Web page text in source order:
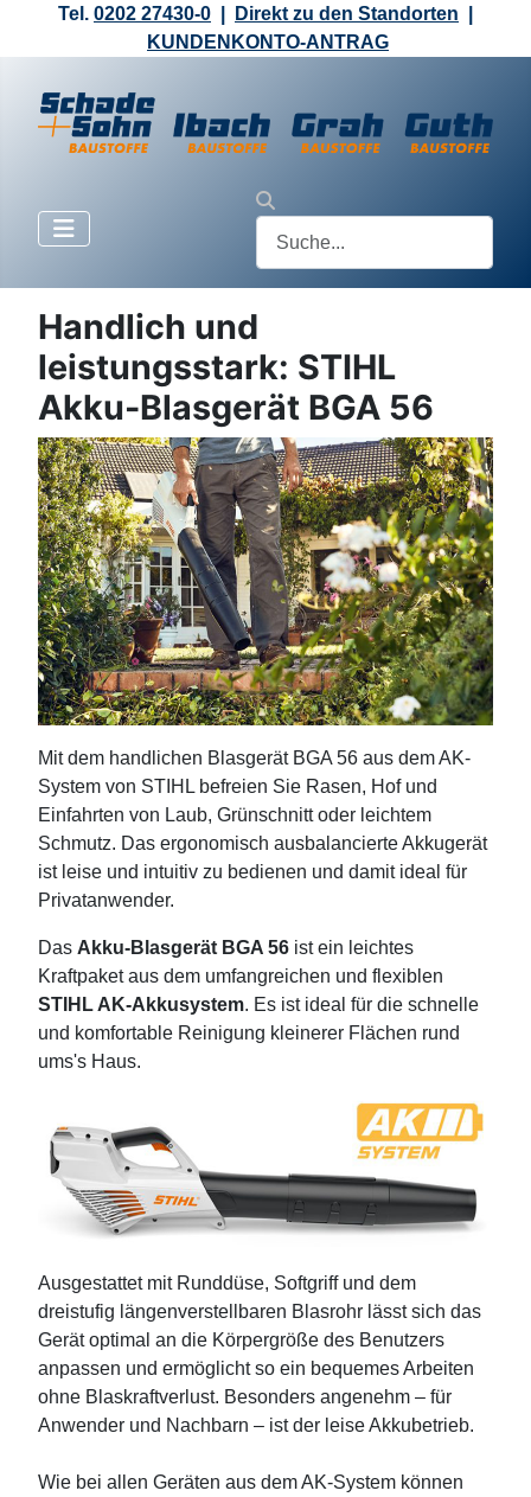
Tel. 0202 27430-0 Direkt zu den Standorten
KUNDENKONTO-ANTRAG
Handlich und
leistungsstark: STIHL
Akku-Blasgerät BGA 56
Mit dem handlichen Blasgerät BGA 56 aus dem AK-
System von STIHL befreien Sie Rasen, Hof und
Einfahrten von Laub, Grünschnitt oder leichtem
Schmutz. Das ergonomisch ausbalancierte Akkugerät
ist leise und intuitiv zu bedienen und damit ideal für
Privatanwender.
Das Akku-Blasgerät BGA 56 ist ein leichtes
Kraftpaket aus dem umfangreichen und flexiblen
STIHL AK-Akkusystem. Es ist ideal für die schnelle
und komfortable Reinigung kleinerer Flächen rund
ums's Haus.
Ausgestattet mit Runddüse, Softgriff und dem
dreistufig längenverstellbaren Blasrohr lässt sich das
Gerät optimal an die Körpergröße des Benutzers
anpassen und ermöglicht so ein bequemes Arbeiten
ohne Blaskraftverlust. Besonders angenehm – für
Anwender und Nachbarn – ist der leise Akkubetrieb.
Wie bei allen Geräten aus dem AK-System können